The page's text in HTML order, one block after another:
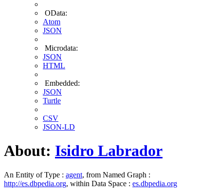
OData:
Atom
JSON
Microdata:
JSON
HTML
Embedded:
JSON
Turtle
CSV
JSON-LD
About: Isidro Labrador
An Entity of Type : agent, from Named Graph :
http://es.dbpedia.org, within Data Space : es.dbpedia.org